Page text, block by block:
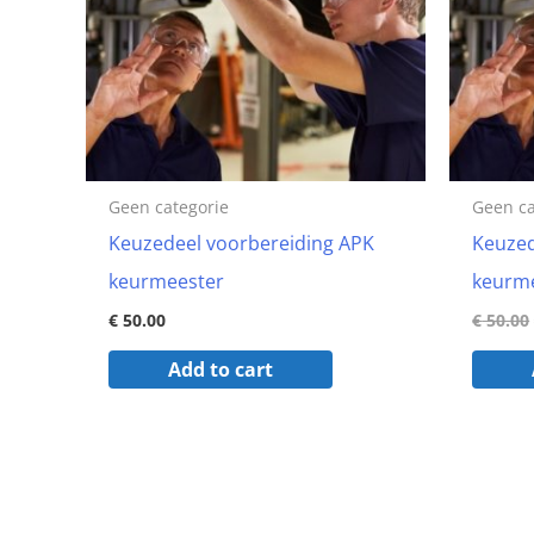
Geen categorie
Keuzedeel voorbereiding APK
keurmeester
€ 50.00
Add to cart
Geen
€50.00